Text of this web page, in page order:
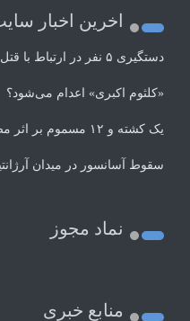
اخرین اخبار
دستگیری ۵ نفر در ارتباط با قتل حمیدرضا رجب‌زاده
«کلثوم اکبری» اعدام می‌شود؟
یک کشته و ۱۲ مسموم بر اثر مصرف مشروبات الکلی در نیشابور
سقوط آسانسور در میدان آرژانتین تهران/ ۹
نماد مجوز
منابع خبری